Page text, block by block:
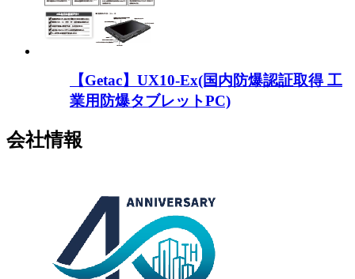
【Getac】UX10-Ex(国内防爆認証取得 工
業用防爆タブレットPC)
会社情報